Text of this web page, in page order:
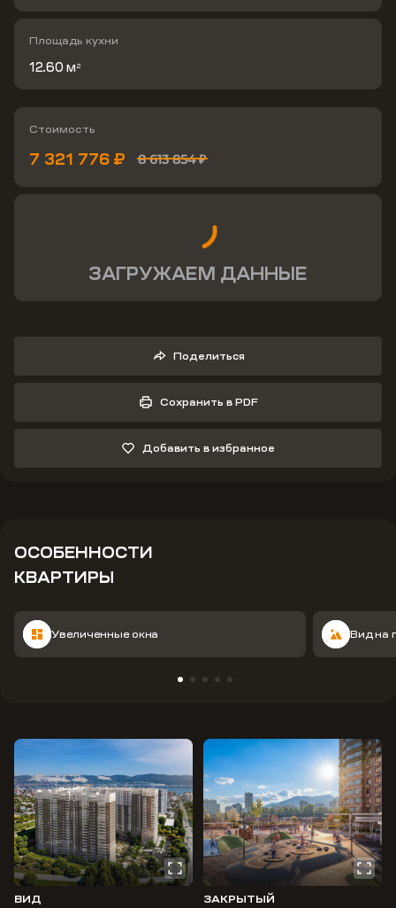
Площадь кухни
12.60 м 2
Стоимость
8 613 854 ₽
7 321 776 ₽
ЗАГРУЖАЕМ ДАННЫЕ
Поделиться
Сохранить в PDF
Добавить в избранное
ОСОБЕННОСТИ
КВАРТИРЫ
Увеличенные окна Вид на
ВИД
ЗАКРЫТЫЙ